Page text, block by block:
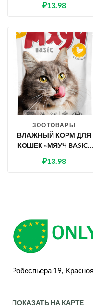
ГОВЯДИНОЙ, 85 Г
₽13.98
ЗООТОВАРЫ
ВЛАЖНЫЙ КОРМ ДЛЯ
КОШЕК «МЯУЧ BASIC»
КУРИЦЕЙ, 85 Г
₽13.98
Робеспьера 19,
ПОКАЗАТЬ НА КАРТЕ